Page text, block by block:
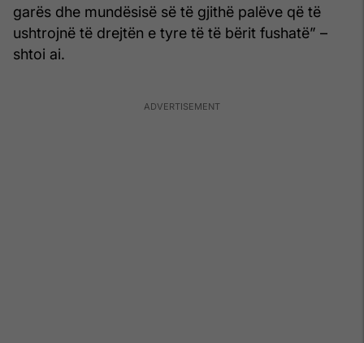
garës dhe mundësisë së të gjithë palëve që të
ushtrojnë të drejtën e tyre të të bërit fushatë” –
shtoi ai.